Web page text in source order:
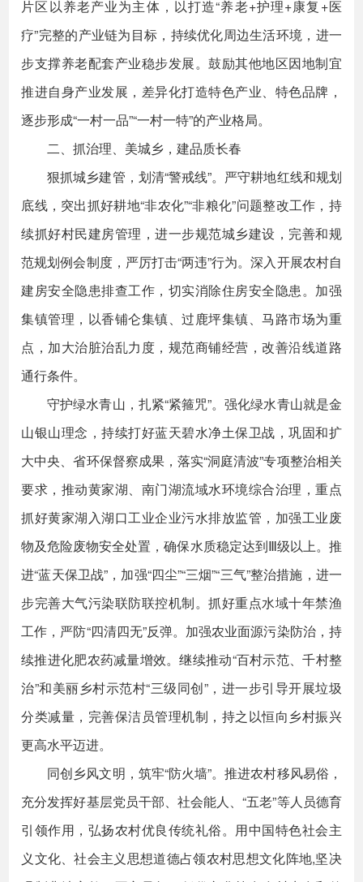
片区以养老产业为主体，以打造“养老+护理+康复+医
疗”完整的产业链为目标，持续优化周边生活环境，进一
步支撑养老配套产业稳步发展。鼓励其他地区因地制宜
推进自身产业发展，差异化打造特色产业、特色品牌，
逐步形成“一村一品”“一村一特”的产业格局。
二、抓治理、美城乡，建品质长春
狠抓城乡建管，划清“警戒线”。严守耕地红线和规划
底线，突出抓好耕地“非农化”“非粮化”问题整改工作，持
续抓好村民建房管理，进一步规范城乡建设，完善和规
范规划例会制度，严厉打击“两违”行为。深入开展农村自
建房安全隐患排查工作，切实消除住房安全隐患。加强
集镇管理，以香铺仑集镇、过鹿坪集镇、马路市场为重
点，加大治脏治乱力度，规范商铺经营，改善沿线道路
通行条件。
守护绿水青山，扎紧“紧箍咒”。强化绿水青山就是金
山银山理念，持续打好蓝天碧水净土保卫战，巩固和扩
大中央、省环保督察成果，落实“洞庭清波”专项整治相关
要求，推动黄家湖、南门湖流域水环境综合治理，重点
抓好黄家湖入湖口工业企业污水排放监管，加强工业废
物及危险废物安全处置，确保水质稳定达到Ⅲ级以上。推
进“蓝天保卫战”，加强“四尘”“三烟”“三气”整治措施，进一
步完善大气污染联防联控机制。抓好重点水域十年禁渔
工作，严防“四清四无”反弹。加强农业面源污染防治，持
续推进化肥农药减量增效。继续推动“百村示范、千村整
治”和美丽乡村示范村“三级同创”，进一步引导开展垃圾
分类减量，完善保洁员管理机制，持之以恒向乡村振兴
更高水平迈进。
同创乡风文明，筑牢“防火墙”。推进农村移风易俗，
充分发挥好基层党员干部、社会能人、“五老”等人员德育
引领作用，弘扬农村优良传统礼俗。用中国特色社会主
义文化、社会主义思想道德占领农村思想文化阵地,坚决